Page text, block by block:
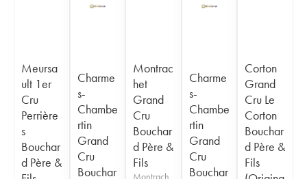
Meursa
ult 1er
Cru
Perrière
s
Bouchar
d Père &
Charme
s-
Chambe
rtin
Grand
Cru
Bouchar
Montrac
het
Grand
Cru
Bouchar
d Père &
Fils
Montrach
Charme
s-
Chambe
rtin
Grand
Cru
Bouchar
Corton
Grand
Cru Le
Corton
Bouchar
d Père &
Fils